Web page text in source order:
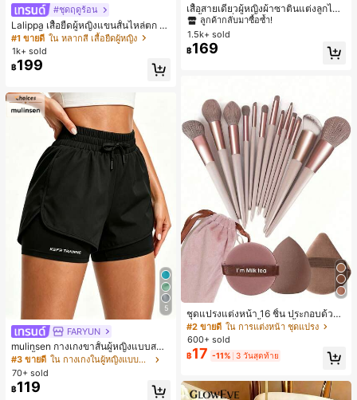
#ชุดฤดูร้อน
Lalippa เสื้อยืดผู้หญิงแขนสั้นไหล่ตก ค
อวีปกเสื้อ ลายพิมพ์ดิจิทัลลายทาง สไตล์
สปอร์ตแฟชั่นมินิมอล ของขวัญสำหรับเ
พื่อน
#1 ขายดี ใน หลากสี เสื้อยืดผู้หญิง
1k+ sold
฿199
5
FARYUN
mulinsen กางเกงขาสั้นผู้หญิงแบบสบา
ยๆ สีพื้น หลวม อเนกประสงค์ กางเกงขา
สั้นกีฬา 2-In-1 สำหรับวิ่ง ฟิตเนส และก
ารฝึกซ้อมกีฬาในฤดูร้อน
#3 ขายดี
ใน กางเกงในผู้หญิงแบบแอคทีฟ
70+ sold
฿119
เสื้อสายเดี่ยวผู้หญิงผ้าซาตินแต่งลูกไม้
- เสื้อสายเดี่ยวฤดูร้อนสีคากีมีรอยผ่าด้า
นข้างที่น่าดึงดูดแบบสบายๆ
ลูกค้ากลับมาซื้อซ้ำ!
#1 ขายดี
ลูกค้ากลับมาซื้อซ้ำ!
#1 ขายดี
ลูกค้ากลับมาซื้อซ้ำ!
#1 ขายดี
ใน สีกากี เสื้อสตรี เสื้อเบลาส์ & Tee
1.5k+ sold
฿169
ชุดแปรงแต่งหน้า 16 ชิ้น ประกอบด้วยแ
ปรงแต่งหน้า 13 ชิ้น, ฟองน้ำแต่งหน้ารู
ปหยดน้ำ 1 ชิ้น, แปรงแป้งรองพื้นกลม 1
ชิ้น และฟองน้ำแต่งหน้ารูปสามเหลี่ยม
1 ชิ้น - ชุดคลาสสิก ทำจากขนสังเคราะ
หญิงและเด็กผู้หญิง เหมาะสำหรับฤดูใบ
ไม้ร่วงและฤดูหนาว
#2 ขายดี ใน การแต่งหน้า ชุดแปรง
600+ sold
฿17 -11% 3 วันสุดท้าย